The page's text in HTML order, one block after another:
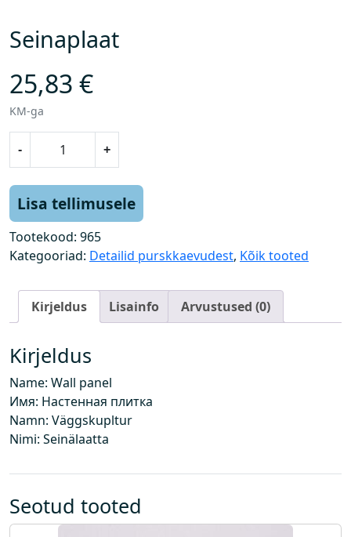
Seinaplaat
25,83 €
KM-ga
-
a
p
l
k
o
g
u
s
+
Lisa tellimusele
Tootekood: 965
Kategooriad: Detailid purskkaevudest, Kõik tooted
Kirjeldus Lisainfo Arvustused (0)
Kirjeldus
Name: Wall panel
Имя: Настенная плитка
Namn: Väggskupltur
Nimi: Seinälaatta
Seotud tooted